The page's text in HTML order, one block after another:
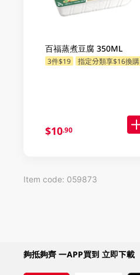
百福蒸煮豆腐 350ML
3件$19 指定分類享$16換購
$10.90
Item code: 059873
夠抵夠齊 一APP買到 立即下載